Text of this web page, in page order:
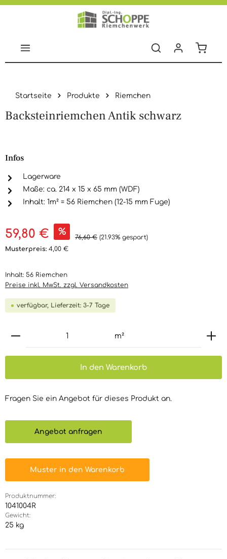
Zum Hauptinhalt springen
Startseite Produkte Riemchen
Backsteinriemchen Antik schwarz
Infos
Lagerware
Maße: ca. 214 x 15 x 65 mm (WDF)
Inhalt: 1m² = 56 Riemchen (12-15 mm Fuge)
59,80 € % Regulärer Preis:
76,60 € (21.93% gespart)
Musterpreis: 4,00 €
Inhalt: 56 Riemchen
Preise inkl. MwSt. zzgl. Versandkosten
verfügbar, Lieferzeit: 3-7 Tage
Produkt Anzahl: Gib den gewünschten Wert
m²
In den Warenkorb
Fragen Sie ein Angebot für dieses Produkt an.
Angebot anfragen
Muster in den Warenkorb
Produktnummer:
1041004R
Gewicht:
25 kg